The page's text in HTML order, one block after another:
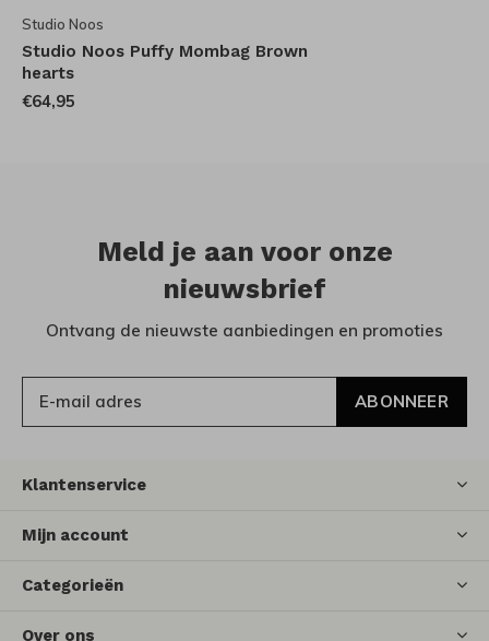
Studio Noos
Studio Noos Puffy Mombag Brown
hearts
€64,95
Meld je aan voor onze
nieuwsbrief
Ontvang de nieuwste aanbiedingen en promoties
ABONNEER
Klantenservice
Mijn account
Categorieën
Over ons